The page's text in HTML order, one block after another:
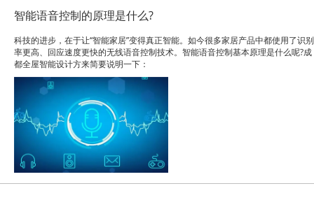
智能语音控制的原理是什么?
科技的进步，在于让“智能家居”变得真正智能。如今很多家居产品中都使用了识别
率更高、回应速度更快的无线语音控制技术。智能语音控制基本原理是什么呢?成
都全屋智能设计方来简要说明一下：